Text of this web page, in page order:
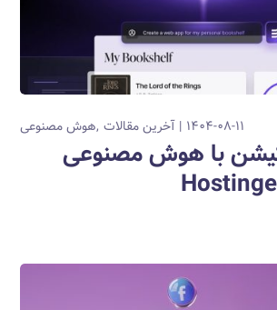
۱۴۰۴-۰۸-۱۱ آخرین مقالات هوش مصنوعی
با هوش مصنوعی